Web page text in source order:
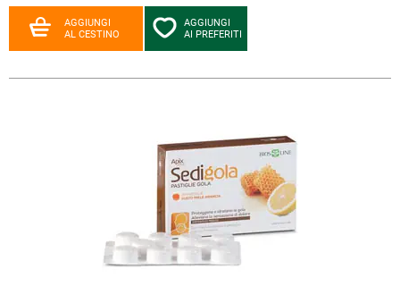
AGGIUNGI
AL CESTINO
AGGIUNGI
AI PREFERITI